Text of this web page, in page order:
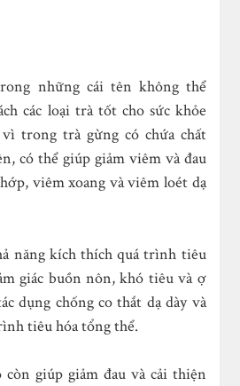
những cái tên không thể
các loại trà tốt cho sức khỏe
trong trà gừng có chứa chất
có thể giúp giảm viêm và đau
viêm xoang và viêm loét dạ
năng kích thích quá trình tiêu
giác buồn nôn, khó tiêu và ợ
dụng chống co thắt dạ dày và
tiêu hóa tổng thể.
giúp giảm đau và cải thiện